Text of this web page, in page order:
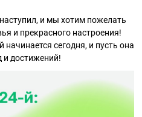
и мы хотим пожелать
и прекрасного настроения!
сегодня, и пусть она
и достижений!